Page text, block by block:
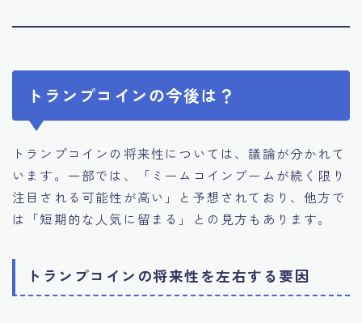
トランプコインの今後は？
トランプコインの将来性については、議論が分かれて
います。一部では、「ミームコインブームが続く限り
注目される可能性が高い」と予想されており、他方で
は「短期的な人気に留まる」との見方もあります。
トランプコインの将来性を左右する要因